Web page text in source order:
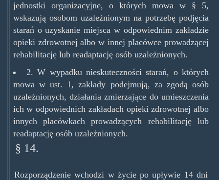
jednostki organizacyjne, o których mowa w § 5,
wskazują osobom uzależnionym na potrzebę podjęcia
starań o uzyskanie miejsca w odpowiednim zakładzie
opieki zdrowotnej albo w innej placówce prowadzącej
rehabilitację lub readaptację osób uzależnionych.
2. W wypadku nieskuteczności starań, o których
mowa w ust. 1, zakłady podejmują, za zgodą osób
uzależnionych, działania zmierzające do umieszczenia
ich w odpowiednich zakładach opieki zdrowotnej albo
innych placówkach prowadzących rehabilitację lub
readaptację osób uzależnionych.
§ 14.
Rozporządzenie wchodzi w życie po upływie 14 dni